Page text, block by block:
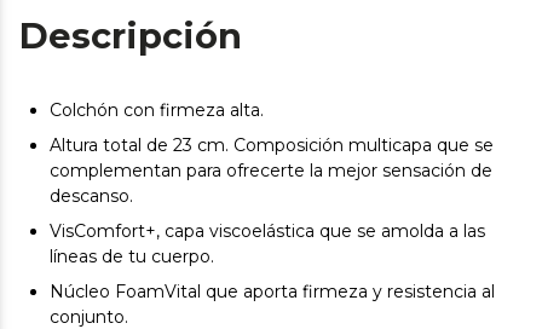
Descripción
Colchón con firmeza alta.
Altura total de 23 cm. Composición multicapa que se
complementan para ofrecerte la mejor sensación de
descanso.
VisComfort+, capa viscoelástica que se amolda a las
líneas de tu cuerpo.
Núcleo FoamVital que aporta firmeza y resistencia al
conjunto.